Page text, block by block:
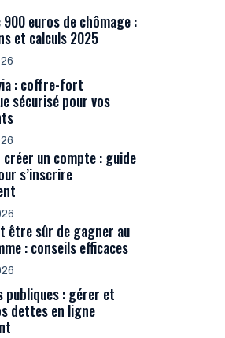
900 euros de chômage :
et calculs 2025
: coffre-fort
sécurisé pour vos
créer un compte : guide
s’inscrire
être sûr de gagner au
: conseils efficaces
publiques : gérer et
dettes en ligne